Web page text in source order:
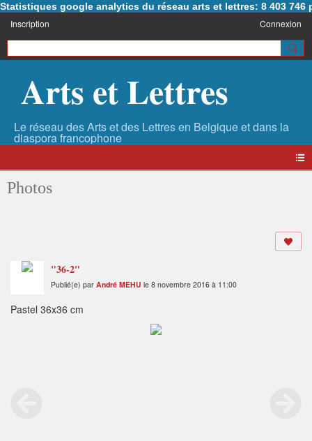
Statistiques google analytics du réseau arts et lettres: 8 403 746
Inscription Connexion
Arts et Lettres
Photos
"36-2"
Publié(e) par André MEHU le 8 novembre 2016 à 11:00
Pastel 36x36 cm